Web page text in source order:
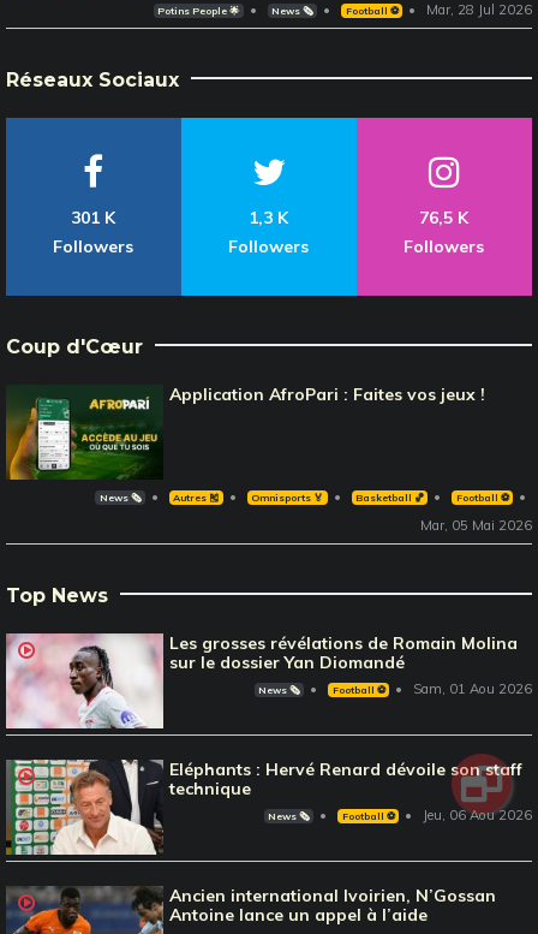
Potins People 🌟 News 🗞️ Football ⚽️ Mar, 28 Jul 2026
Réseaux Sociaux
301 K
Followers
1,3 K
Followers
76,5 K
Followers
Coup d'Cœur
Application AfroPari : Faites vos jeux !
News 🗞️ Autres 🎽 Omnisports 🏅 Basketball 🏀 Football ⚽️
Mar, 05 Mai 2026
Top News
Les grosses révélations de Romain Molina
sur le dossier Yan Diomandé
News 🗞️ Football ⚽️ Sam, 01 Aou 2026
Eléphants : Hervé Renard dévoile son staff
technique
News 🗞️ Football ⚽️ Jeu, 06 Aou 2026
Ancien international Ivoirien, N’Gossan
Antoine lance un appel à l’aide